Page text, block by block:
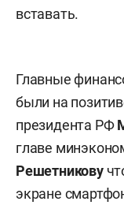
вставать.
Главные
были на
президента РФ
главе
Решетникову
экране